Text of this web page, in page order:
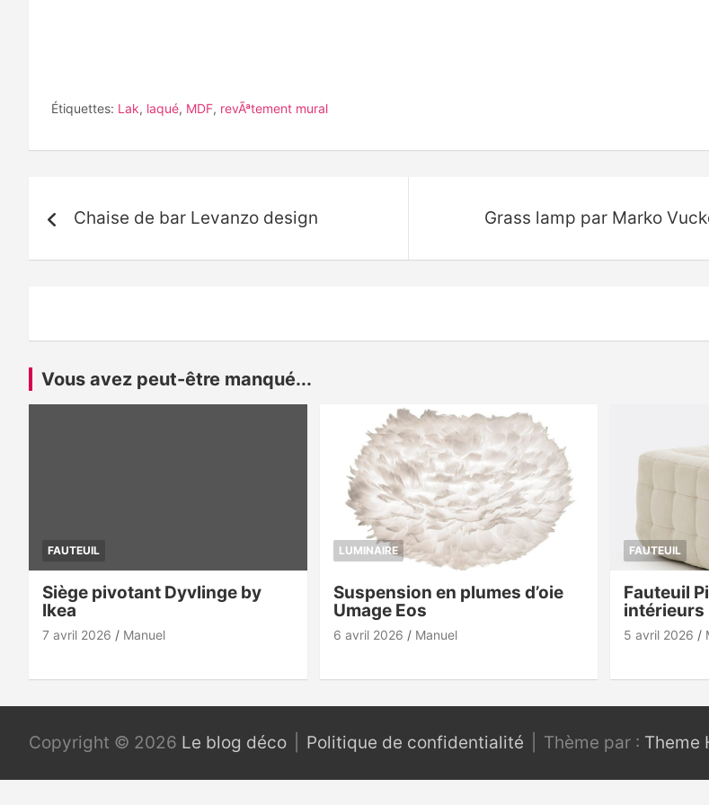
Étiquettes: Lak, laqué, MDF, revÃªtement mural
de
l’article
Chaise de bar Levanzo design Grass lamp par Marko
Vous avez peut-être manqué...
FAUTEUIL
Siège pivotant Dyvlinge by
Ikea
7 avril 2026 Manuel
LUMINAIRE
Suspension en plumes d’oie
Umage Eos
6 avril 2026 Manuel
FAUTEUIL
Fauteuil
intérieurs
5 avril 2026
Copyright © 2026 Le blog déco Politique de confidentialité Thème par : Theme